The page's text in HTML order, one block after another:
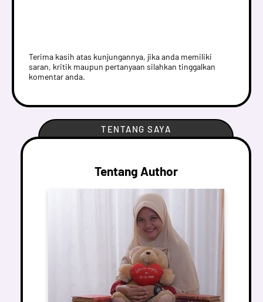
Terima kasih atas kunjungannya, jika anda memiliki
saran, kritik maupun pertanyaan silahkan tinggalkan
komentar anda.
TENTANG SAYA
Tentang Author